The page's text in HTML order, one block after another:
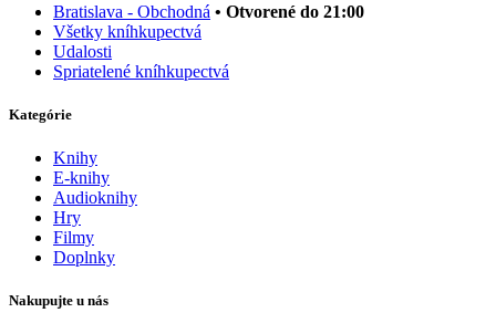
Bratislava - Obchodná • Otvorené do 21:00
Všetky kníhkupectvá
Udalosti
Spriatelené kníhkupectvá
Kategórie
Knihy
E-knihy
Audioknihy
Hry
Filmy
Doplnky
Nakupujte u nás